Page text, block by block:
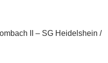
II – SG Heidelshein /